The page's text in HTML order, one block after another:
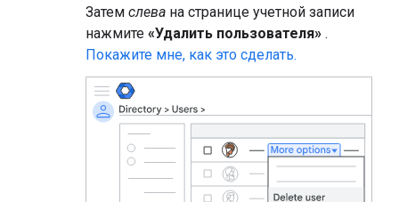
Затем слева на странице учетной записи
нажмите «Удалить пользователя» .
Покажите мне, как это сделать.